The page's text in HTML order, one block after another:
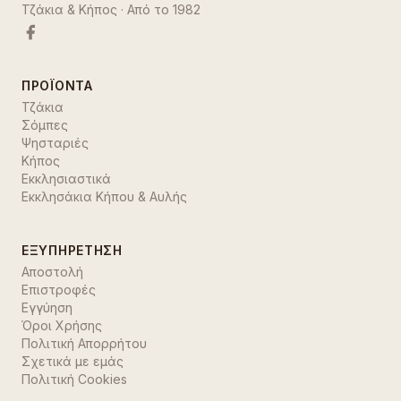
Τζάκια & Κήπος · Από το 1982
ΠΡΟΪΌΝΤΑ
Τζάκια
Σόμπες
Ψησταριές
Κήπος
Εκκλησιαστικά
Εκκλησάκια Κήπου & Αυλής
ΕΞΥΠΗΡΈΤΗΣΗ
Αποστολή
Επιστροφές
Εγγύηση
Όροι Χρήσης
Πολιτική Απορρήτου
Σχετικά με εμάς
Πολιτική Cookies